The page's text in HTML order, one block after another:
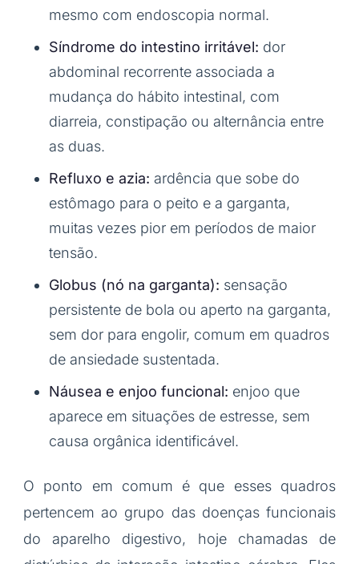
mesmo com endoscopia normal.
Síndrome do intestino irritável: dor
abdominal recorrente associada a
mudança do hábito intestinal, com
diarreia, constipação ou alternância entre
as duas.
Refluxo e azia: ardência que sobe do
estômago para o peito e a garganta,
muitas vezes pior em períodos de maior
tensão.
Globus (nó na garganta): sensação
persistente de bola ou aperto na garganta,
sem dor para engolir, comum em quadros
de ansiedade sustentada.
Náusea e enjoo funcional: enjoo que
aparece em situações de estresse, sem
causa orgânica identificável.
O ponto em comum é que esses quadros
pertencem ao grupo das doenças funcionais
do aparelho digestivo, hoje chamadas de